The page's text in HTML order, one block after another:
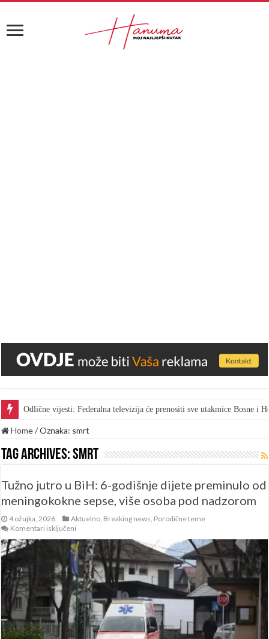
Odlične vijesti: Federalna televizija će prenositi sve utakmice Bosne i
Gest za pohvalu: Bingo skratio vrijeme marketa kako bi radnici gledali
Home/Oznaka: smrt
Tag Archives:smrt
Tužno jutro u BiH: 6-godišnje dijete preminulo od
meningokokne sepse, više osoba pod nadzorom
4 ožujka, 2026 Aktuelno Breaking news Porodične teme
Komentari isključeni
jutro
u
BiH:
6-
godišnje
dijete
preminulo
od
meningokokne
sepse,